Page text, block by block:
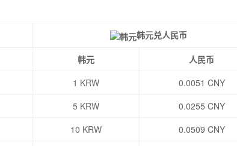
韩元兑人民币
韩元
人民币
1 KRW
0.0051 CNY
5 KRW
0.0255 CNY
10 KRW
0.0509 CNY